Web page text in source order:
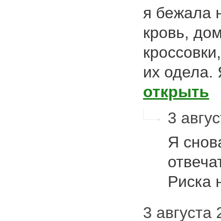
я бежала
кровь,
их одела.
открыть
3
Я
Риска
3